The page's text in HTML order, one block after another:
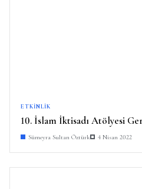
ETKINLIK
10. İslam İktisadı Atölyesi
Sümeyra Sultan Öztürk 4 Nisan 2022